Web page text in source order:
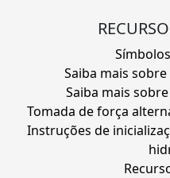
Saiba mais
Saiba mais
Tomada de força
Instruções de